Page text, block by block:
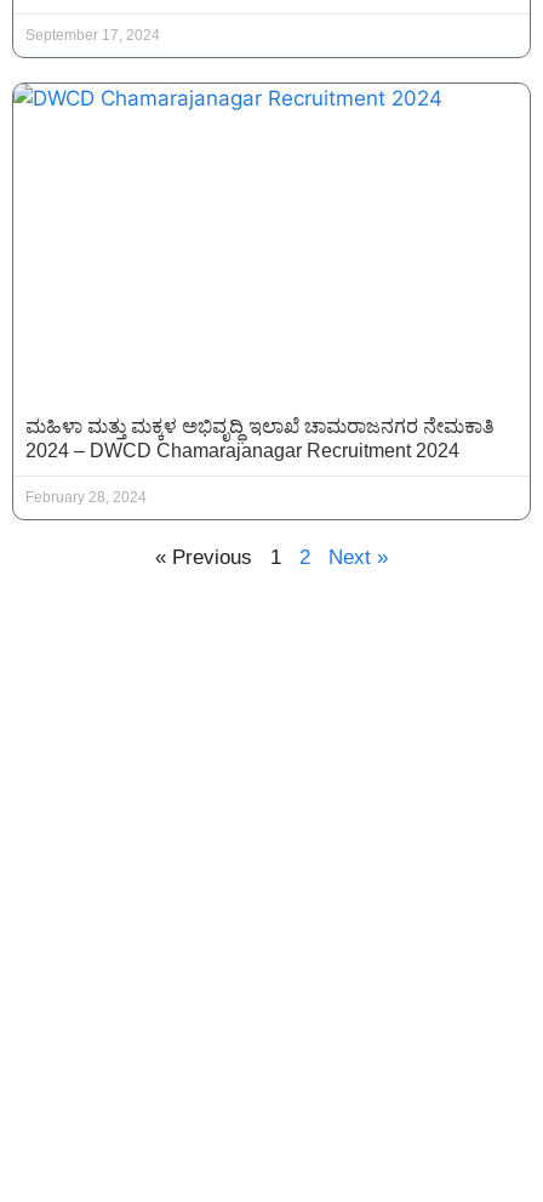
September 17, 2024
ಮಹಿಳಾ ಮತ್ತು ಮಕ್ಕಳ ಅಭಿವೃದ್ಧಿ ಇಲಾಖೆ ಚಾಮರಾಜನಗರ ನೇಮಕಾತಿ
2024 – DWCD Chamarajanagar Recruitment 2024
February 28, 2024
« Previous 1 2 Next »